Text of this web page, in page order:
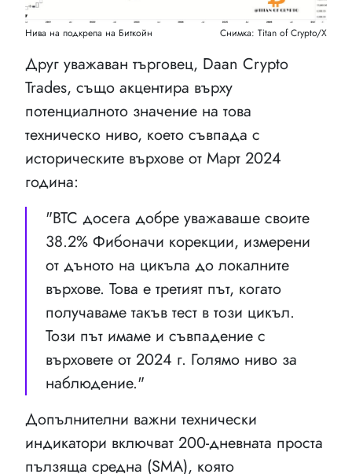
Нива на подкрепа на Биткойн Снимка: Titan of Crypto/X
Друг уважаван търговец, Daan Crypto
Trades, също акцентира върху
потенциалното значение на това
техническо ниво, което съвпада с
историческите върхове от Март 2024
година:
"BTC досега добре уважаваше своите
38.2% Фибоначи корекции, измерени
от дъното на цикъла до локалните
върхове. Това е третият път, когато
получаваме такъв тест в този цикъл.
Този път имаме и съвпадение с
върховете от 2024 г. Голямо ниво за
наблюдение."
Допълнителни важни технически
индикатори включват 200-дневната проста
пълзяща средна (SMA), която